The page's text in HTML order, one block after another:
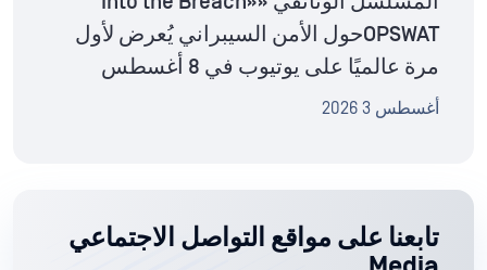
OPSWATحول الأمن السيبراني يُعرض لأول
مرة عالميًا على يوتيوب في 8 أغسطس
أغسطس 3 2026
تابعنا على مواقع التواصل الاجتماعي